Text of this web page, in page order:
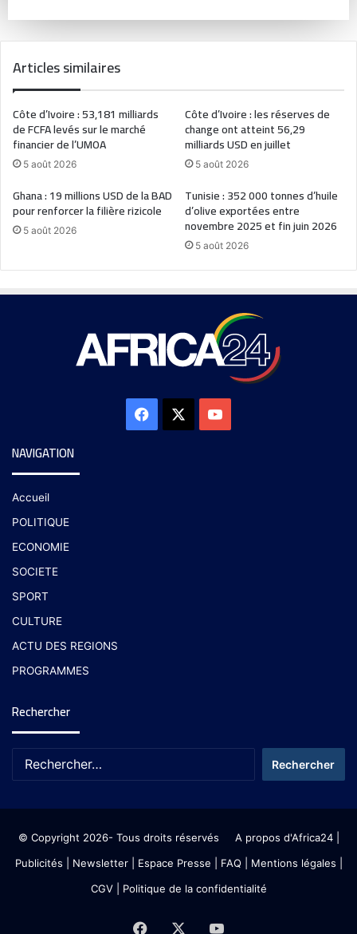
Articles similaires
Côte d’Ivoire : 53,181 milliards
de FCFA levés sur le marché
financier de l’UMOA
5 août 2026
Côte d’Ivoire : les réserves de
change ont atteint 56,29
milliards USD en juillet
5 août 2026
Ghana : 19 millions USD de la BAD
pour renforcer la filière rizicole
5 août 2026
Tunisie : 352 000 tonnes d’huile
d’olive exportées entre
novembre 2025 et fin juin 2026
5 août 2026
NAVIGATION
Accueil
POLITIQUE
ECONOMIE
SOCIETE
SPORT
CULTURE
ACTU DES REGIONS
PROGRAMMES
Rechercher
© Copyright 2026- Tous droits réservés A propos d'Africa24|
Publicités
Newsletter| Espace Presse | FAQ | Mentions légales
CGV| Politique de la confidentialité